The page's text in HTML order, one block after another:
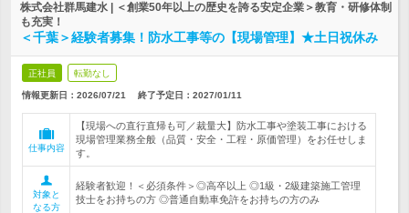
株式会社群馬建水 | ＜創業50年以上の歴史を誇る安定企業＞教育・研修体制
も充実！
＜千葉＞経験者募集！防水工事等の【現場管理】★土日祝休み
正社員 転勤なし
情報更新日：2026/07/21 終了予定日： 2027/01/11
仕事内容
【現場への直行直帰も可／裁量大】防水工事や塗装工事における
現場管理業務全般（品質・安全・工程・原価管理）をお任せしま
す。
対象と
なる方
経験者歓迎！＜必須条件＞◎高卒以上 ◎1級・2級建築施工管理
技士をお持ちの方 ◎普通自動車免許をお持ちの方のみ